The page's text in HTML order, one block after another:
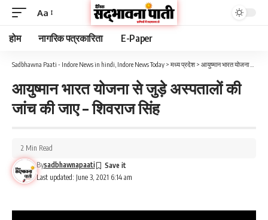
Aa
होम नागरिक पत्रकारिता E-Paper
Sadbhawna Paati - Indore News in hindi, Indore News Today > मध्य प्रदेश> आयुष्मान भारत योजना से जुड़े अस्पतालों की जांच की जाए – शिवराज सिंह
आयुष्मान भारत योजना से जुड़े अस्पतालों की
जांच की जाए – शिवराज सिंह
Last updated: June 3, 2021 6:14 am
Bysadbhawnapaati
2 Min Read